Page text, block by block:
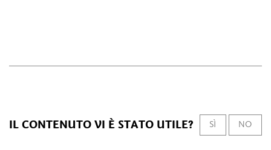
IL CONTENUTO VI È STATO UTILE? SÌ NO